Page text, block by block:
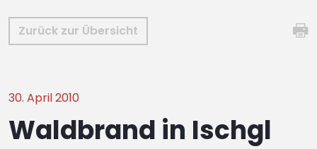
Zurück zur Übersicht
30. April 2010
Waldbrand in Ischgl